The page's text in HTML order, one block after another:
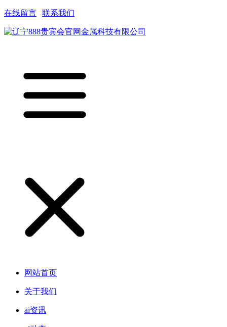
在线留言 联系我们
网站首页
关于我们
ai资讯